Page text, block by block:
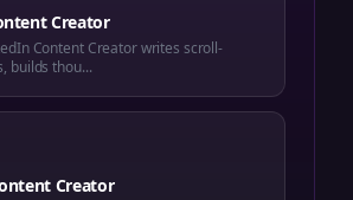
Creator
Content Creator writes scroll-
builds thou...
Creator